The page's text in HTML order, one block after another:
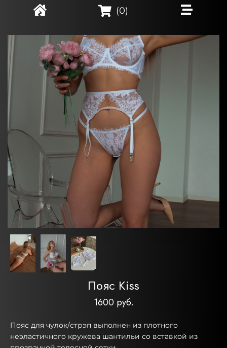
(0)
Пояс Kiss
1600 руб.
Пояс для чулок/стрэп выполнен из плотного
неэластичного кружева шантильи со вставкой из